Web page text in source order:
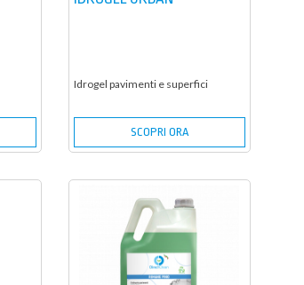
Idrogel pavimenti e superfici
SCOPRI ORA